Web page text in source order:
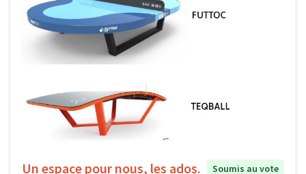
Un espace pour nous, les ados.
Soumis au vote